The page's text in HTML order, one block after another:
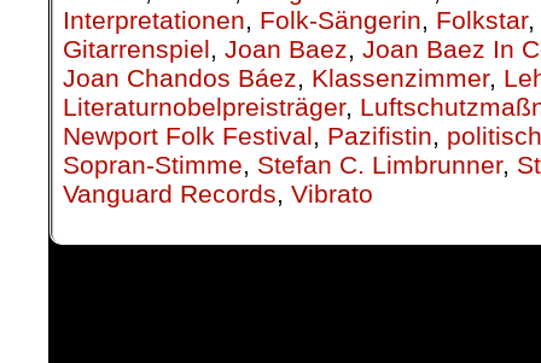
Interpretationen, Folk-Sängerin, Folkstar,
Gitarrenspiel, Joan Baez, Joan Baez In
Joan Chandos Báez, Klassenzimmer,
Literaturnobelpreisträger,
Newport Folk Festival, Pazifistin,
Sopran-Stimme, Stefan C. Limbrunner,
Vanguard Records, Vibrato